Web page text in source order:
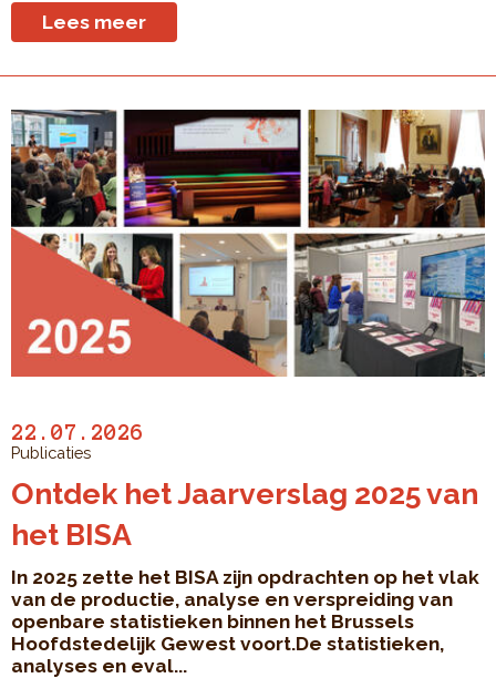
Lees meer
22.07.2026
Publicaties
Ontdek het Jaarverslag 2025 van
het BISA
In 2025 zette het BISA zijn opdrachten op het vlak
van de productie, analyse en verspreiding van
openbare statistieken binnen het Brussels
Hoofdstedelijk Gewest voort.De statistieken,
analyses en eval...